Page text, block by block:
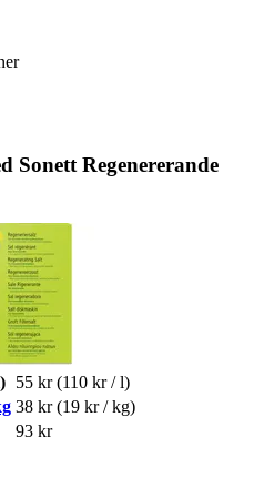
Sonett Regenererande
55 kr (110 kr / l)
38 kr (19 kr / kg)
93 kr